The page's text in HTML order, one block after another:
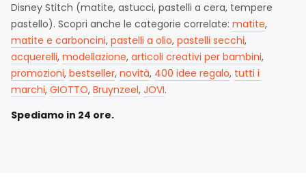
Disney Stitch (matite, astucci, pastelli a cera, tempere
pastello). Scopri anche le categorie correlate: matite,
matite e carboncini, pastelli a olio, pastelli secchi,
acquerelli, modellazione, articoli creativi per bambini,
promozioni, bestseller, novità, 400 idee regalo, tutti i
marchi, GIOTTO, Bruynzeel, JOVI.
Spediamo in 24 ore.